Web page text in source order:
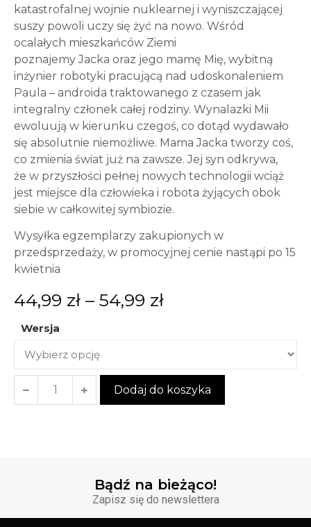
katastrofalnej wojnie nuklearnej i wyniszczającej
suszy powoli uczy się żyć na nowo. Wśród
ocalałych mieszkańców Ziemi
poznajemy Jacka oraz jego mamę Mię, wybitną
inżynier robotyki pracującą nad udoskonaleniem
Paula – androida traktowanego z czasem jak
integralny członek całej rodziny. Wynalazki Mii
ewoluują w kierunku czegoś, co dotąd wydawało
się absolutnie niemożliwe. Mama Jacka tworzy coś,
co zmienia świat już na zawsze. Jej syn odkrywa,
że w przyszłości pełnej nowych technologii wciąż
jest miejsce dla człowieka i robota żyjących obok
siebie w całkowitej symbiozie.
Wysyłka egzemplarzy zakupionych w
przedsprzedaży, w promocyjnej cenie nastąpi po 15
kwietnia
44,99 zł – 54,99 zł
Wersja
Dodaj do koszyka
Bądź na bieżąco!
Zapisz się do newslettera